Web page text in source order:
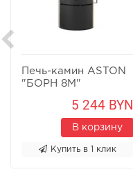
Печь-камин ASTON
"БОРН 8М"
5 244 BYN
В корзину
Купить в 1 клик